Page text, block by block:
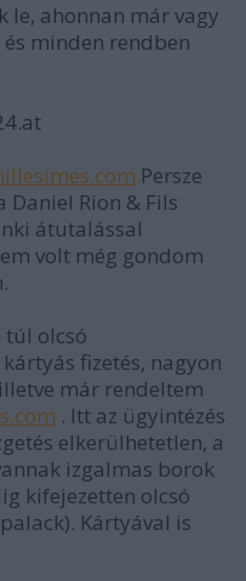
le, ahonnan már vagy
minden rendben
Persze
Daniel Rion & Fils
átutalással
volt még gondom
túl olcsó
fizetés, nagyon
már rendeltem
. Itt az ügyintézés
elkerülhetetlen, a
izgalmas borok
kifejezetten olcsó
Kártyával is